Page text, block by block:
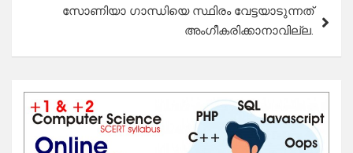
സോണിയാ ഗാന്ധിയെ സ്ഥിരം വേട്ടയാടുന്നത്
അംഗീകരിക്കാനാവില്ല.